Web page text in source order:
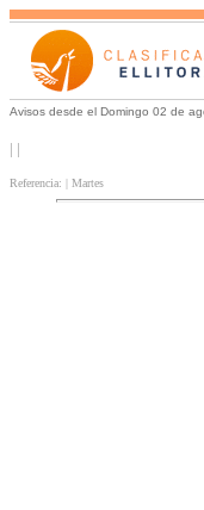
Avisos desde el Domingo 02 de
| |
Referencia: | Martes